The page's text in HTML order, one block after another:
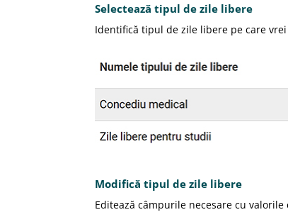
Selectează tipul de zile libere
Identifică tipul de zile libere pe care
Modifică tipul de zile libere
Editează câmpurile necesare cu valorile